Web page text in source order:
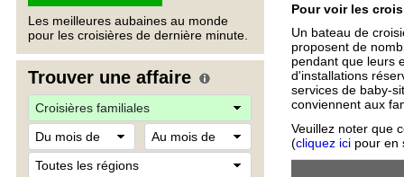
Les meilleures aubaines au monde
pour les croisières de dernière minute.
Trouver une affaire
Pour voir les
Un bateau de
proposent de
pendant que leurs
d'installations
services de baby-
conviennent aux
Veuillez noter que
(cliquez ici pour en